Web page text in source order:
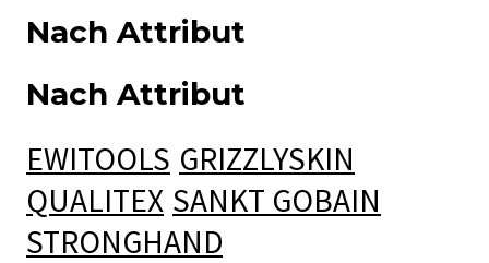
Nach Attribut
Nach Attribut
EWITOOLS GRIZZLYSKIN
QUALITEX SANKT GOBAIN
STRONGHAND